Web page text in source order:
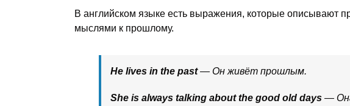
В английском языке есть выражения, которые описывают
мыслями к прошлому.
He lives in the past— Он живёт прошлым.
She is always talking about the good old days —